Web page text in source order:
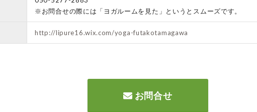
※お問合せの際には「ヨガルームを見た」というとスムーズです。
http://lipure16.wix.com/yoga-futakotamagawa
お問合せ